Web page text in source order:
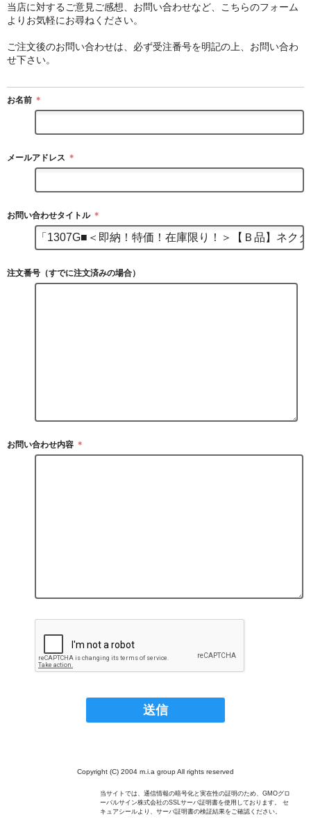
当店に対するご意見ご感想、お問い合わせなど、こちらのフォーム
よりお気軽にお尋ねください。
ご注文後のお問い合わせは、必ず受注番号を明記の上、お問い合わ
せ下さい。
お名前 ＊
メールアドレス ＊
お問い合わせタイトル ＊
注文番号（すでに注文済みの場合）
お問い合わせ内容 ＊
Copyright (C) 2004 m.i.a group All rights reserved
当サイトでは、通信情報の暗号化と実在性の証明のため、GMOグロ
ーバルサイン株式会社のSSLサーバ証明書を使用しております。 セ
キュアシールより、サーバ証明書の検証結果をご確認ください。